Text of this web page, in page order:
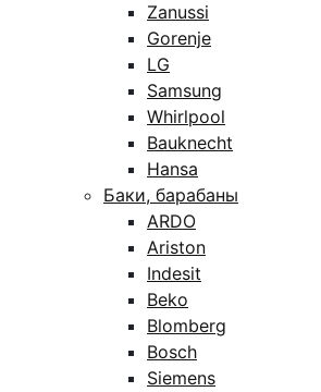
Zanussi
Gorenje
LG
Samsung
Whirlpool
Bauknecht
Hansa
Баки, барабаны
ARDO
Ariston
Indesit
Beko
Blomberg
Bosch
Siemens